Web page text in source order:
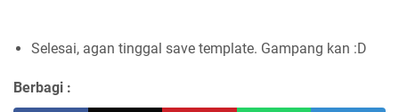
Selesai, agan tinggal save template. Gampang kan :D
Berbagi :